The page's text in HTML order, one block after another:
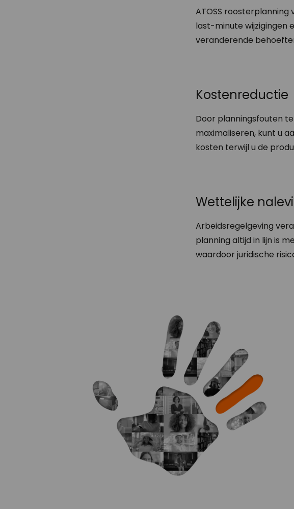
ATOSS
last-minute wijzigingen
veranderende
Kostenreductie
Door planningsfouten
maximaliseren, kunt u
kosten terwijl u de
Wettelijke
Arbeidsregelgeving
planning altijd in lijn is
waardoor juridische